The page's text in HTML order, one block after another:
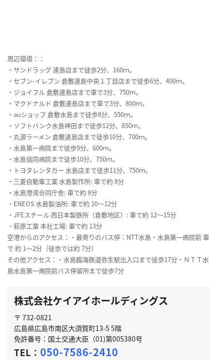
周辺環境：：
・サンドラッグ 連島店まで徒歩2分、160ｍ。
・セブン-イレブン 倉敷連島中央１丁目店まで徒歩6分、400ｍ。
・ジョイフル 倉敷連島店まで車で3分、750ｍ。
・マクドナルド 倉敷連島店まで車で3分、800ｍ。
・auショップ 倉敷水島まで徒歩8分、550ｍ。
・ソフトバンク水島神田まで徒歩12分、850ｍ。
・丸源ラーメン 倉敷連島店まで徒歩10分、700ｍ。
・水島第一病院まで徒歩9分、600ｍ。
・水島協同病院まで徒歩10分、750ｍ。
・トヨタレンタカー 水島店まで徒歩11分、750ｍ。
・三菱自動車工業 水島製作所: 車で約 8分
・水島港湾合同庁舎: 車で約 8分
・ENEOS 水島製油所: 車で約 10〜12分
・JFEスチール 西日本製鉄所（倉敷地区）: 車で約 12〜15分
・萩原工業 本社工場: 車で約 13分
空港からのアクセス：・最寄りのバス停：NTT水島・水島第一病院前 車
で 約 1〜2分（徒歩では約 7分）
その他アクセス：・水島臨海鉄道弥生駅出入口まで徒歩17分・ＮＴＴ水
島水島第一病院前バス停留所まで徒歩7分
株式会社ケイアイホールディングス
〒 732-0821
広島県広島市南区大須賀町13-5 5階
免許番号：国土交通大臣（01)第005380号
TEL： 050-7586-2410